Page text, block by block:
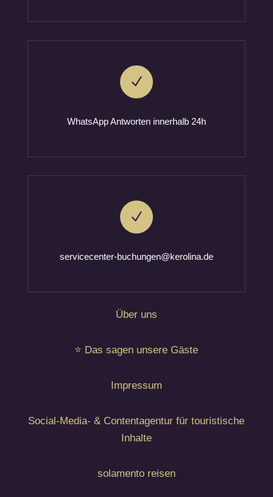
N
WhatsApp Antworten innerhalb 24h
N
servicecenter-buchungen@kerolina.de
Über uns
⭐ Das sagen unsere Gäste
Impressum
Social-Media- & Contentagentur für touristische
Inhalte
solamento reisen